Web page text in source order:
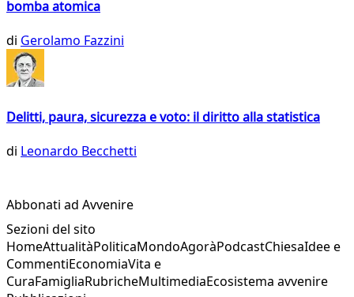
bomba atomica
di Gerolamo Fazzini
Delitti, paura, sicurezza e voto: il diritto alla statistica
di Leonardo Becchetti
Abbonati ad Avvenire
Sezioni del sito
HomeAttualitàPoliticaMondoAgoràPodcastChiesaIdee e
CommentiEconomiaVita e
CuraFamigliaRubricheMultimediaEcosistema avvenire